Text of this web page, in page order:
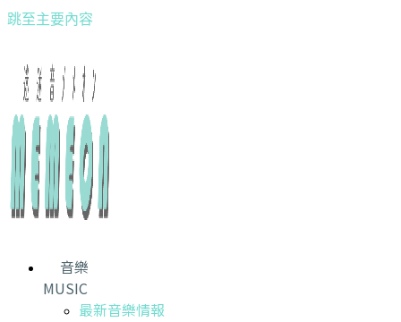
跳至主要內容
音樂
MUSIC
最新音樂情報